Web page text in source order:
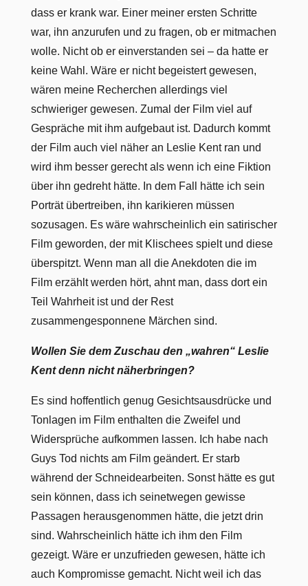
dass er krank war. Einer meiner ersten Schritte
war, ihn anzurufen und zu fragen, ob er mitmachen
wolle. Nicht ob er einverstanden sei – da hatte er
keine Wahl. Wäre er nicht begeistert gewesen,
wären meine Recherchen allerdings viel
schwieriger gewesen. Zumal der Film viel auf
Gespräche mit ihm aufgebaut ist. Dadurch kommt
der Film auch viel näher an Leslie Kent ran und
wird ihm besser gerecht als wenn ich eine Fiktion
über ihn gedreht hätte. In dem Fall hätte ich sein
Porträt übertreiben, ihn karikieren müssen
sozusagen. Es wäre wahrscheinlich ein satirischer
Film geworden, der mit Klischees spielt und diese
überspitzt. Wenn man all die Anekdoten die im
Film erzählt werden hört, ahnt man, dass dort ein
Teil Wahrheit ist und der Rest
zusammengesponnene Märchen sind.
Wollen Sie dem Zuschau den „wahren“ Leslie
Kent denn nicht näherbringen?
Es sind hoffentlich genug Gesichtsausdrücke und
Tonlagen im Film enthalten die Zweifel und
Widersprüche aufkommen lassen. Ich habe nach
Guys Tod nichts am Film geändert. Er starb
während der Schneidearbeiten. Sonst hätte es gut
sein können, dass ich seinetwegen gewisse
Passagen herausgenommen hätte, die jetzt drin
sind. Wahrscheinlich hätte ich ihm den Film
gezeigt. Wäre er unzufrieden gewesen, hätte ich
auch Kompromisse gemacht. Nicht weil ich das